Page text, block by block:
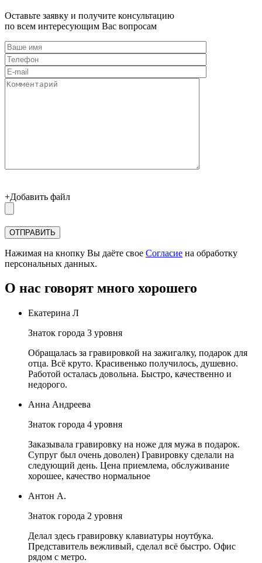
Оставьте заявку и получите консультацию
по всем интересующим Вас вопросам
+Добавить файл
Нажимая на кнопку Вы даёте свое Согласие на обработку
персональных данных.
О нас говорят много хорошего
Екатерина Л
Знаток города 3 уровня
Обращалась за гравировкой на зажигалку, подарок для
отца. Всё круто. Красивенько получилось, душевно.
Работой осталась довольна. Быстро, качественно и
недорого.
Анна Андреева
Знаток города 4 уровня
Заказывала гравировку на ноже для мужа в подарок.
Супруг был очень доволен) Гравировку сделали на
следующий день. Цена приемлема, обслуживание
хорошее, качество нормальное
Антон А.
Знаток города 2 уровня
Делал здесь гравировку клавиатуры ноутбука.
Представитель вежливый, сделал всё быстро. Офис
рядом с метро.